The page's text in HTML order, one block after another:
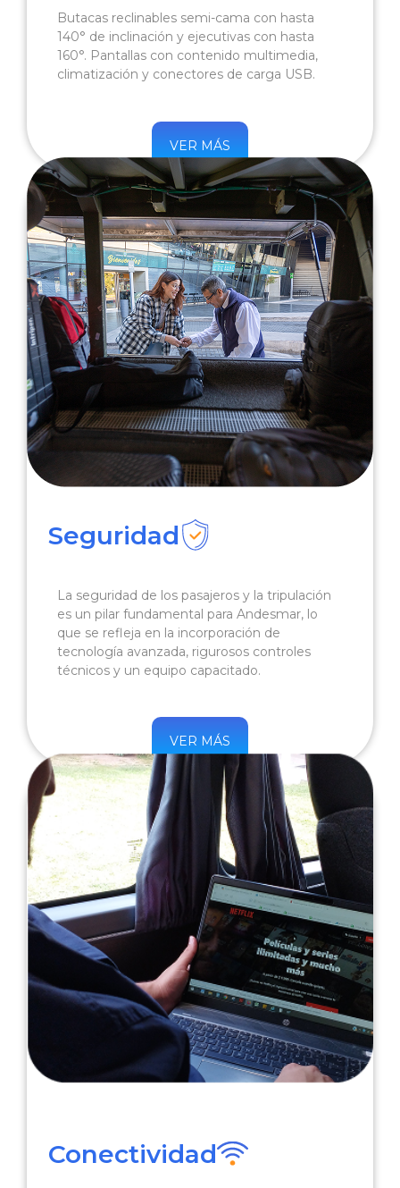
Butacas reclinables semi-cama con hasta
140° de inclinación y ejecutivas con hasta
160°. Pantallas con contenido multimedia,
climatización y conectores de carga USB.
VER MÁS
Seguridad
La seguridad de los pasajeros y la tripulación
es un pilar fundamental para Andesmar, lo
que se refleja en la incorporación de
tecnología avanzada, rigurosos controles
técnicos y un equipo capacitado.
VER MÁS
Conectividad